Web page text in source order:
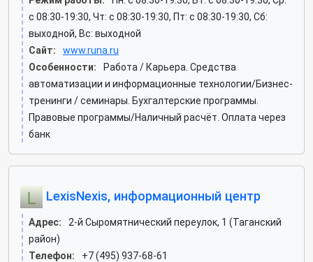
c 08:30-19:30, Чт: c 08:30-19:30, Пт: c 08:30-19:30, Сб:
выходной, Вс: выходной
Сайт:
www.runa.ru
Особенности:
Работа / Карьера. Средства
автоматизации и информационные технологии/Бизнес-
тренинги / семинары. Бухгалтерские программы.
Правовые программы/Наличный расчёт. Оплата через
банк
LexisNexis, информационный центр
Адрес:
2-й Сыромятнический переулок, 1 (Таганский
район)
Телефон:
+7 (495) 937-68-61